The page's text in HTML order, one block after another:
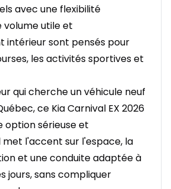
avec une flexibilité
volume utile et
intérieur sont pensés pour
les activités sportives et
qui cherche un véhicule neuf
ce Kia Carnival EX 2026
option sérieuse et
met l'accent sur l'espace, la
et une conduite adaptée à
jours, sans compliquer